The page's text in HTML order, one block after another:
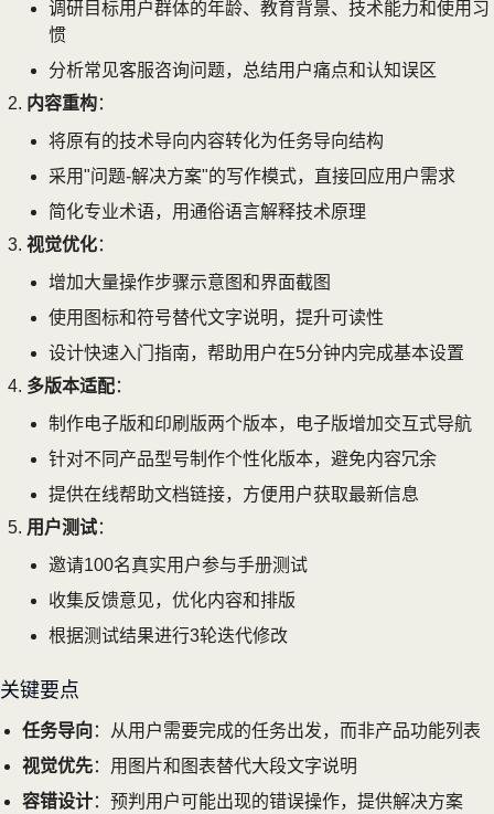
调研目标用户群体的年龄、教育背景、技术能力和使用习
惯
分析常见客服咨询问题，总结用户痛点和认知误区
内容重构：
将原有的技术导向内容转化为任务导向结构
采用"问题-解决方案"的写作模式，直接回应用户需求
简化专业术语，用通俗语言解释技术原理
视觉优化：
增加大量操作步骤示意图和界面截图
使用图标和符号替代文字说明，提升可读性
设计快速入门指南，帮助用户在5分钟内完成基本设置
多版本适配：
制作电子版和印刷版两个版本，电子版增加交互式导航
针对不同产品型号制作个性化版本，避免内容冗余
提供在线帮助文档链接，方便用户获取最新信息
用户测试：
邀请100名真实用户参与手册测试
收集反馈意见，优化内容和排版
根据测试结果进行3轮迭代修改
关键要点
任务导向 ：从用户需要完成的任务出发，而非产品功能列表
视觉优先：用图片和图表替代大段文字说明
容错设计：预判用户可能出现的错误操作，提供解决方案